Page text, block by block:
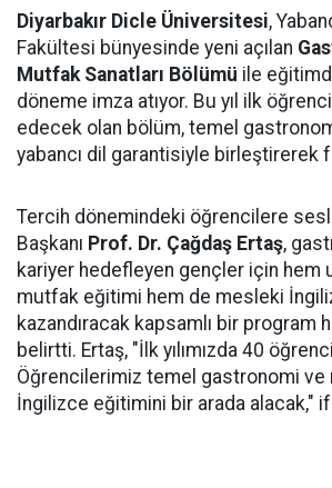
Diyarbakır Dicle Üniversitesi,
Fakültesi bünyesinde yeni açılan
Mutfak Sanatları Bölümü ile
döneme imza atıyor. Bu yıl ilk
edecek olan bölüm, temel
yabancı dil garantisiyle birleştirerek
Tercih dönemindeki öğrencilere
Başkanı Prof. Dr. Çağdaş Ertaş,
kariyer hedefleyen gençler için hem
mutfak eğitimi hem de mesleki
kazandıracak kapsamlı bir program
belirtti. Ertaş, "İlk yılımızda 40
Öğrencilerimiz temel gastronomi
İngilizce eğitimini bir arada alacak,"